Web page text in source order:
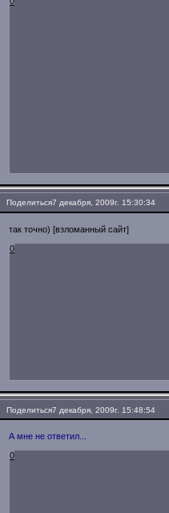
Поделиться7 декабря, 2009г. 15:30:34
так точно) [взломанный сайт]
0
Поделиться7 декабря, 2009г. 15:48:54
А мне не ответил...
0